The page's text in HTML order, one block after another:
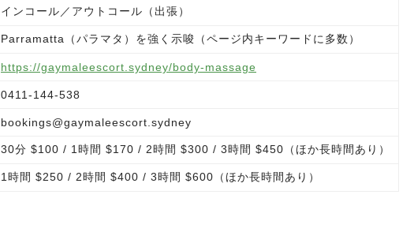
インコール／アウトコール（出張）
Parramatta（パラマタ）を強く示唆（ページ内キーワードに多数）
https://gaymaleescort.sydney/body-massage
0411-144-538
bookings@gaymaleescort.sydney
30分 $100 / 1時間 $170 / 2時間 $300 / 3時間 $450（ほか長時間あり）
1時間 $250 / 2時間 $400 / 3時間 $600（ほか長時間あり）